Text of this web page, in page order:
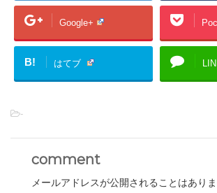
Google+
B! はてブ
-
comment
メールアドレスが公開されることはありま